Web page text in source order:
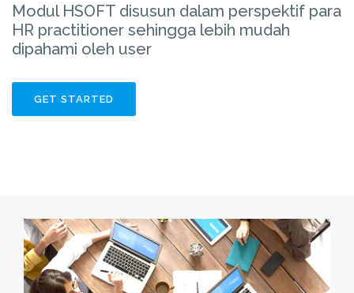
Modul HSOFT disusun dalam perspektif para
HR practitioner sehingga lebih mudah
dipahami oleh user
GET STARTED